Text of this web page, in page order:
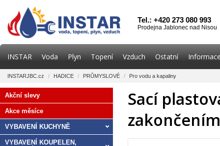
Tel.: +420 273 080 993
Prodejna Jablonec nad Nisou
INSTAR Voda Plyn Topení Vzduch Ostatní
INSTARJBC.cz / HADICE / PRŮMYSLOVÉ / Pro vodu a kapaliny
Sací
Akční slevy
Akce měsíce
VYBAVENÍ KUCHYNĚ
VYBAVENÍ KOUPELEN,